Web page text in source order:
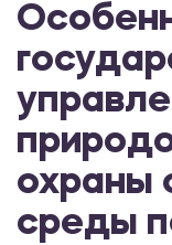
охраны
среды